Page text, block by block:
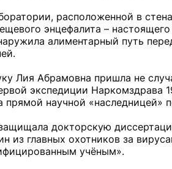
расположенной в
энцефалита –
алиментарный путь
Лия Абрамовна пришла не
экспедиции Наркомздрава
прямой научной «наследницей»
докторскую
из главных охотников за
учёным».